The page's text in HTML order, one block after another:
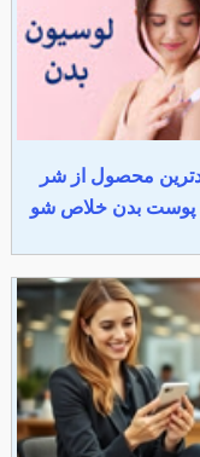
محصول از شر
بدن خلاص شو